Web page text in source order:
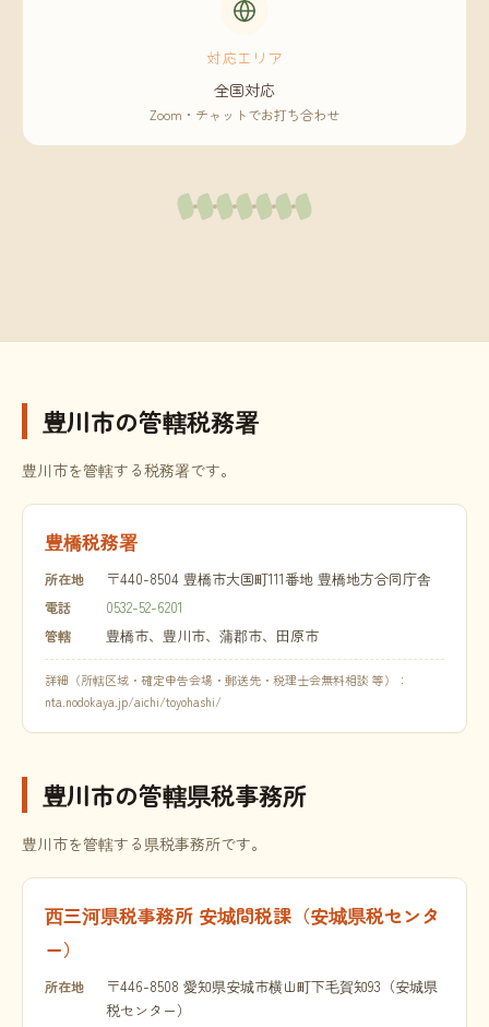
対応エリア
全国対応
Zoom・チャットでお打ち合わせ
豊川市の管轄税務署
豊川市を管轄する税務署です。
豊橋税務署
所在地 〒440-8504 豊橋市大国町111番地 豊橋地方合同庁舎
電話 0532-52-6201
管轄 豊橋市、豊川市、蒲郡市、田原市
詳細（所轄区域・確定申告会場・郵送先・税理士会無料相談 等）：
nta.nodokaya.jp/aichi/toyohashi/
豊川市の管轄県税事務所
豊川市を管轄する県税事務所です。
西三河県税事務所 安城間税課（安城県税センタ
ー）
所在地
〒446-8508 愛知県安城市横山町下毛賀知93（安城県
税センター）